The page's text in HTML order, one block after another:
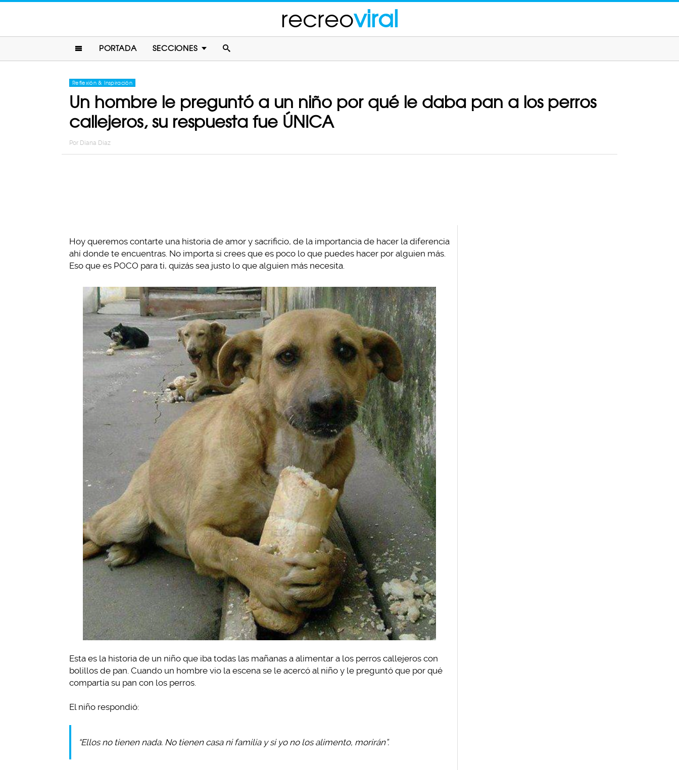
recreoviral
PORTADA SECCIONES
Reflexión & Inspiración
Un hombre le preguntó a un niño por qué le daba pan a los perros
callejeros, su respuesta fue ÚNICA
Por Diana Diaz
Hoy queremos contarte una historia de amor y sacrificio, de la importancia de hacer la diferencia
ahí donde te encuentras. No importa si crees que es poco lo que puedes hacer por alguien más.
Eso que es POCO para ti, quizás sea justo lo que alguien más necesita.
Esta es la historia de un niño que iba todas las mañanas a alimentar a los perros callejeros con
bolillos de pan. Cuando un hombre vio la escena se le acercó al niño y le preguntó que por qué
compartía su pan con los perros.
El niño respondió:
“Ellos no tienen nada. No tienen casa ni familia y si yo no los alimento, morirán”.